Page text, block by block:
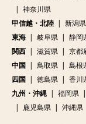
神奈川県
甲信越・北陸
新潟県
東海
岐阜県 静岡
関西
滋賀県 京都
中国
鳥取県 島根
四国
徳島県 香川
九州・沖縄
福岡県
鹿児島県
沖縄県